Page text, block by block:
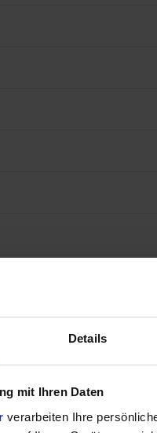
Details
mit Ihren Daten
verarbeiten Ihre